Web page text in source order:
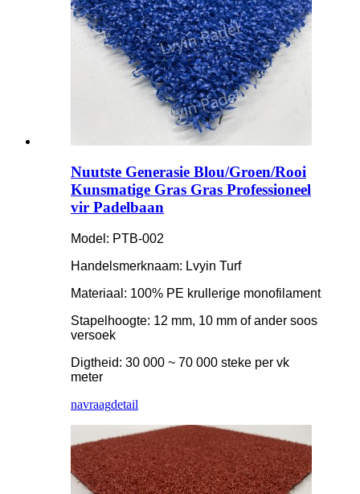
Nuutste Generasie Blou/Groen/Rooi
Kunsmatige Gras Gras Professioneel
vir Padelbaan
Model: PTB-002
Handelsmerknaam: Lvyin Turf
Materiaal: 100% PE krullerige monofilament
Stapelhoogte: 12 mm, 10 mm of ander soos
versoek
Digtheid: 30 000 ~ 70 000 steke per vk
meter
navraagdetail